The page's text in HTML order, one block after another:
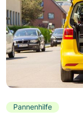
Pannenhilfe